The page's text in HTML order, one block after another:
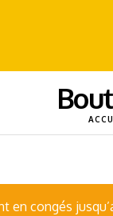
en congés